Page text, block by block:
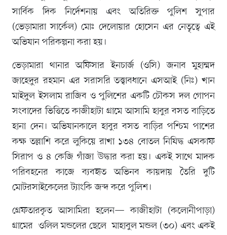
সার্বিক দিক নির্দেশনায় এবং অতিরিক্ত পুলিশ সুপার
(ভেড়ামারা সার্কেল) মোঃ দেলোয়ার হোসেন এর নেতৃত্বে এই
অভিযান পরিকল্পনা করা হয়।
ভেড়ামারা থানার অফিসার ইনচার্জ (ওসি) জনাব মুহাম্মদ
জাহেদুর রহমান এর সরাসরি তত্ত্বাবধানে এসআই (নিঃ) খান
মাইদুল ইসলাম রাজিব ও পুলিশের একটি চৌকস দল গোপন
সংবাদের ভিত্তিতে কাজীহাটা গ্রামে আসামি হাবুর বসত বাড়িতে
হানা দেন। ‎অভিযানকালে হাবুর বসত বাড়ির পশ্চিম পাশের
কক্ষ তল্লাশি করে লুকিয়ে রাখা ১৩৪ বোতল নিষিদ্ধ এসকাফ
সিরাপ ও ৪ কেজি গাঁজা উদ্ধার করা হয়। একই সাথে মাদক
পরিবহনের কাজে ব্যবহৃত অভিনব কায়দায় তৈরি দুটি
মোটরসাইকেলের ট্যাংকি জব্দ করে পুলিশ। ‎
গ্রেফতারকৃত আসামিরা হলেন— কাজীহাটা (কলোনীপাড়া)
গ্রামের ওলিল মন্ডলের ছেলে মাহাবুল মন্ডল (৩০) এবং একই